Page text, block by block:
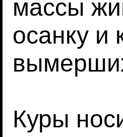
массы
осанку и
Куры